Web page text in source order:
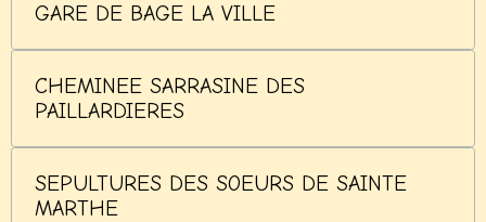
GARE DE BAGE LA VILLE
CHEMINEE SARRASINE DES
PAILLARDIERES
SEPULTURES DES SOEURS DE SAINTE
MARTHE